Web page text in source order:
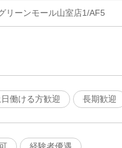
リーンモール山室店1/AF5
日働ける方歓迎 長期歓迎
経験者優遇